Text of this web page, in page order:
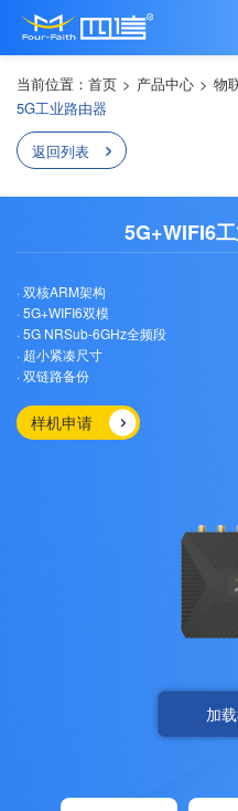
当前位置： 首页 > 产品中心 > 物
5G工业路由器
返回列表
5G+WIFI6
· 双核ARM架构
· 5G+WIFI6双模
· 5G NRSub-6GHz全频段
· 超小紧凑尺寸
· 双链路备份
样机申请
加